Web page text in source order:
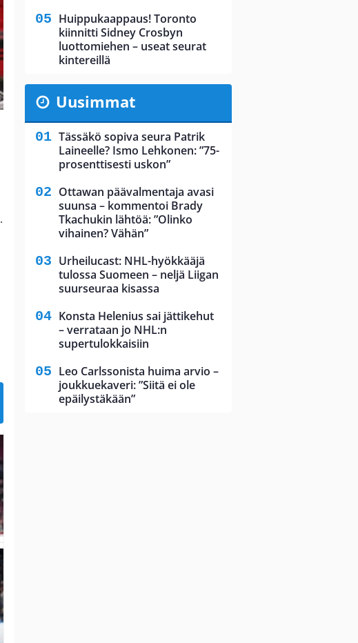
.
Huippukaappaus! Toronto
kiinnitti Sidney Crosbyn
luottomiehen – useat seurat
kintereillä
Uusimmat
Tässäkö sopiva seura Patrik
Laineelle? Ismo Lehkonen: ”75-
prosenttisesti uskon”
Ottawan päävalmentaja avasi
suunsa – kommentoi Brady
Tkachukin lähtöä: ”Olinko
vihainen? Vähän”
Urheilucast: NHL-hyökkääjä
tulossa Suomeen – neljä Liigan
suurseuraa kisassa
Konsta Helenius sai jättikehut
– verrataan jo NHL:n
supertulokkaisiin
Leo Carlssonista huima arvio –
joukkuekaveri: ”Siitä ei ole
epäilystäkään”